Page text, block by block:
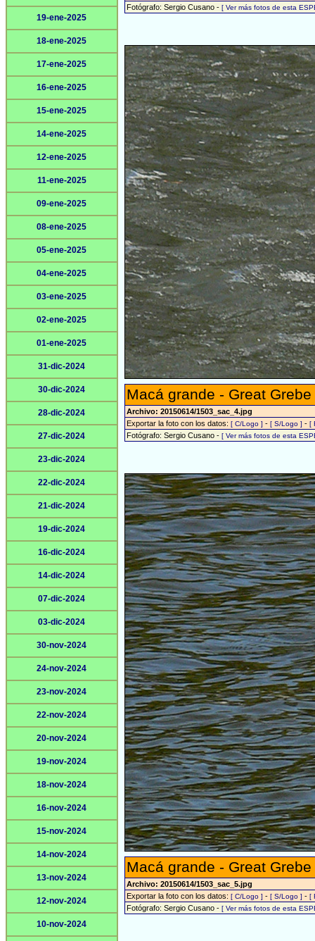
19-ene-2025
18-ene-2025
17-ene-2025
16-ene-2025
15-ene-2025
14-ene-2025
12-ene-2025
11-ene-2025
09-ene-2025
08-ene-2025
05-ene-2025
04-ene-2025
03-ene-2025
02-ene-2025
01-ene-2025
31-dic-2024
30-dic-2024
28-dic-2024
27-dic-2024
23-dic-2024
22-dic-2024
21-dic-2024
19-dic-2024
16-dic-2024
14-dic-2024
07-dic-2024
03-dic-2024
30-nov-2024
24-nov-2024
23-nov-2024
22-nov-2024
20-nov-2024
19-nov-2024
18-nov-2024
16-nov-2024
15-nov-2024
14-nov-2024
13-nov-2024
12-nov-2024
10-nov-2024
Fotógrafo: Sergio Cusano - [ Ver más fotos de esta
Macá grande - Great
Archivo: 20150614/1503_sac_4.jpg
Exportar la foto con los datos: [ C/Logo ] - [ S/Logo ] - [
Fotógrafo: Sergio Cusano - [ Ver más fotos de esta
Macá grande - Great
Archivo: 20150614/1503_sac_5.jpg
Exportar la foto con los datos: [ C/Logo ] - [ S/Logo ] - [
Fotógrafo: Sergio Cusano - [ Ver más fotos de esta